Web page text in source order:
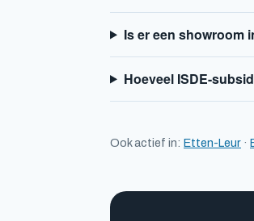
Is er een showroom
Hoeveel ISDE-
Ook actief in: Etten-Leur ·